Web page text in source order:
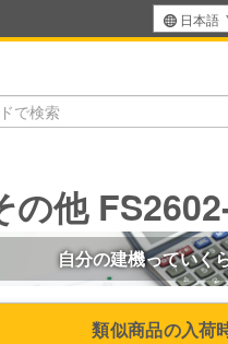
日本語
の他
自分の建機っていく
類似商品の入荷